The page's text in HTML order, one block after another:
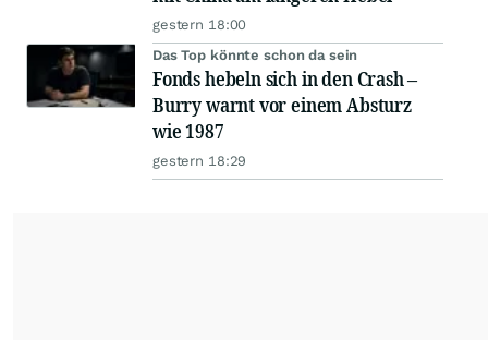
gestern 18:00
Das Top könnte schon da sein
Fonds hebeln sich in den Crash –
Burry warnt vor einem Absturz
wie 1987
gestern 18:29